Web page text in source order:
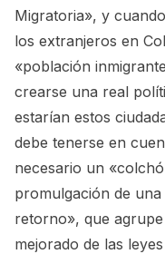
Migratoria», y
los extranjeros en
«población
crearse una real
estarían estos
debe tenerse en
necesario un
promulgación de
retorno», que
mejorado de las